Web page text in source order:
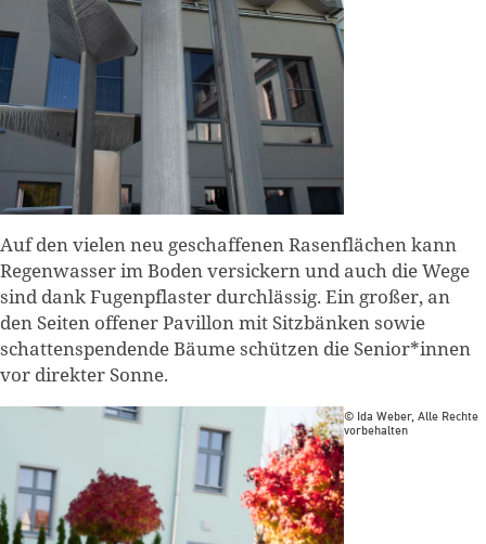
Auf den vielen neu geschaffenen Rasenflächen kann
Regenwasser im Boden versickern und auch die Wege
sind dank Fugenpflaster durchlässig. Ein großer, an
den Seiten offener Pavillon mit Sitzbänken sowie
schattenspendende Bäume schützen die Senior*innen
vor direkter Sonne.
© Ida Weber, Alle Rechte
vorbehalten
weiter lesen Zum Warenkorb